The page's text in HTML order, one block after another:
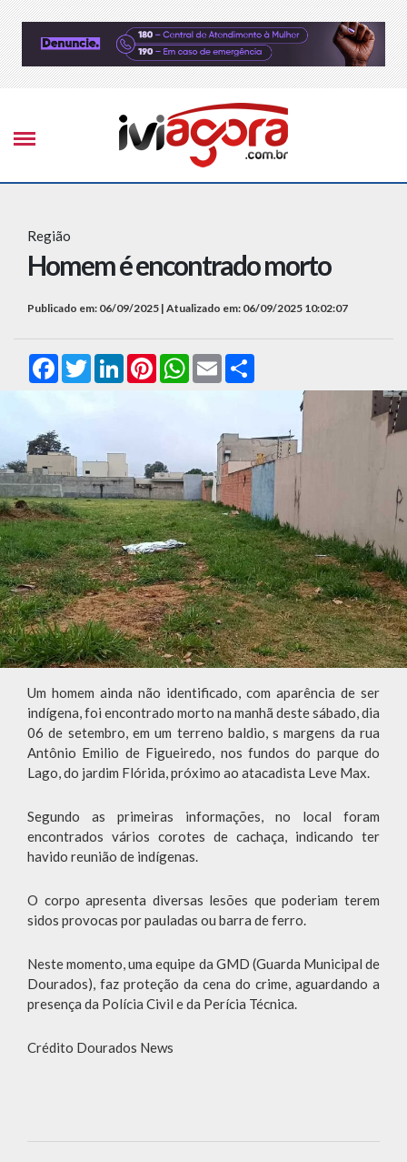
Região
Homem é encontrado morto
Publicado em: 06/09/2025 | Atualizado em: 06/09/2025 10:02:07
FacebookTwitterLinkedInPinterestWhatsApp
Email
Um homem ainda não identificado, com aparência de ser
indígena, foi encontrado morto na manhã deste sábado, dia
06 de setembro, em um terreno baldio, s margens da rua
Antônio Emilio de Figueiredo, nos fundos do parque do
Lago, do jardim Flórida, próximo ao atacadista Leve Max.
Segundo as primeiras informações, no local foram
encontrados vários corotes de cachaça, indicando ter
havido reunião de indígenas.
O corpo apresenta diversas lesões que poderiam terem
sidos provocas por pauladas ou barra de ferro.
Neste momento, uma equipe da GMD (Guarda Municipal de
Dourados), faz proteção da cena do crime, aguardando a
presença da Polícia Civil e da Perícia Técnica.
Crédito Dourados News